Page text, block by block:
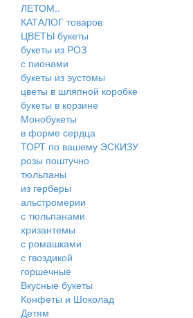
ЛЕТОМ..
КАТАЛОГ товаров
ЦВЕТЫ букеты
букеты из РОЗ
с пионами
букеты из эустомы
цветы в шляпной коробке
букеты в корзине
Монобукеты
в форме сердца
ТОРТ по вашему ЭСКИЗУ
розы поштучно
тюльпаны
из герберы
альстромерии
с тюльпанами
хризантемы
с ромашками
с гвоздикой
горшечные
Вкусные букеты
Конфеты и Шоколад
Детям